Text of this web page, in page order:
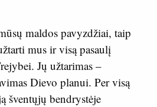
maldos pavyzdžiai, taip
mus ir visą pasaulį
Jų užtarimas –
Dievo planui. Per visą
šventųjų bend­rystėje